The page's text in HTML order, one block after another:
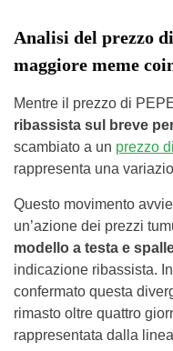
Analisi del prezzo
maggiore meme
Mentre il prezzo di
ribassista sul breve
scambiato a un prezzo
rappresenta una
Questo movimento
un’azione dei prezzi
modello a testa e
indicazione ribassista.
confermato questa
rimasto oltre quattro
rappresentata dalla